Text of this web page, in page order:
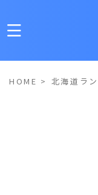
HOME > 北海道ラ